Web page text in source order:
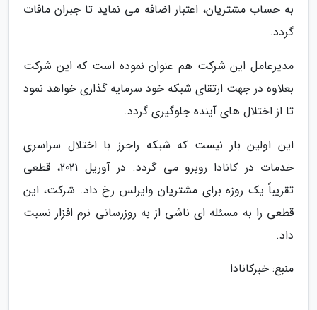
به حساب مشتریان، اعتبار اضافه می نماید تا جبران مافات
گردد.
مدیرعامل این شرکت هم عنوان نموده است که این شرکت
بعلاوه در جهت ارتقای شبکه خود سرمایه گذاری خواهد نمود
تا از اختلال های آینده جلوگیری گردد.
این اولین بار نیست که شبکه راجرز با اختلال سراسری
خدمات در کانادا روبرو می گردد. در آوریل 2021، قطعی
تقریباً یک روزه برای مشتریان وایرلس رخ داد. شرکت، این
قطعی را به مسئله ای ناشی از به روزرسانی نرم افزار نسبت
داد.
منبع: خبرکانادا